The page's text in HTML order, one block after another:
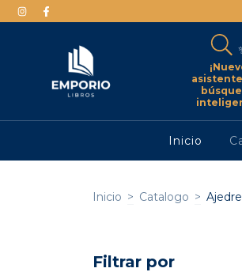
Inicio
Inicio > Catalogo >
Filtrar por